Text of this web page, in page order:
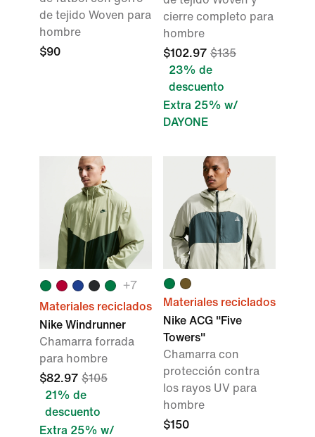
de tejido Woven para
hombre
$90
cierre completo para
hombre
$102.97 $135
23% de
descuento
Extra 25% w/
DAYONE
+7
Materiales reciclados
Nike Windrunner
Chamarra forrada
para hombre
$82.97 $105
21% de
descuento
Extra 25% w/
Materiales reciclados
Nike ACG "Five
Towers"
Chamarra con
protección contra
los rayos UV para
hombre
$150